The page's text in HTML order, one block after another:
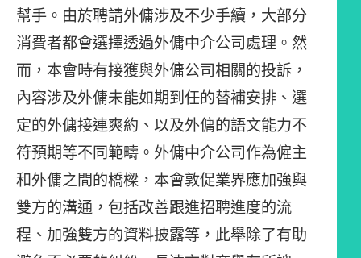
幫手。由於聘請外傭涉及不少手續，大部分
消費者都會選擇透過外傭中介公司處理。然
而，本會時有接獲與外傭公司相關的投訴，
內容涉及外傭未能如期到任的替補安排、選
定的外傭接連爽約、以及外傭的語文能力不
符預期等不同範疇。外傭中介公司作為僱主
和外傭之間的橋樑，本會敦促業界應加強與
雙方的溝通，包括改善跟進招聘進度的流
程、加強雙方的資料披露等，此舉除了有助